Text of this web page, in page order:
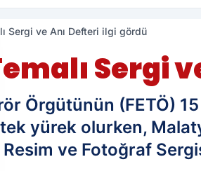
Sergi ve Anı Defteri ilgi gördü
Sergi
Örgütünün (FETÖ)
yürek olurken,
Resim ve Fotoğraf